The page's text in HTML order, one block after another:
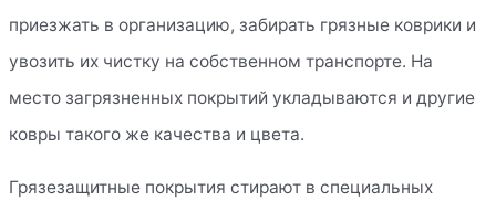
приезжать в организацию, забирать грязные коврики и
увозить их чистку на собственном транспорте. На
место загрязненных покрытий укладываются и другие
ковры такого же качества и цвета.
Грязезащитные покрытия стирают в специальных